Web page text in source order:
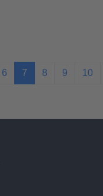
6 7 8 9 10